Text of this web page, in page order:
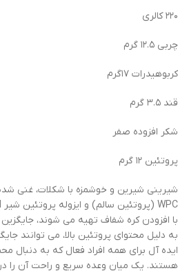
۲۲۰ کالری
چربی ۱۲.۵ گرم
کربوهیدرات ۱۷گرم
قند ۳.۵ گرم
شکر افزوده صفر
پروتئین ۱۲ گرم
شیرینی شیرین و خوشمزه با شکلات، غنی شده
با افزودن کره شفاف تهیه می شوند،
به دلیل محتوای پروتئین بالا، می توانند
ایده آل برای همه افراد فعال که به دنبال
هستند. یک میان وعده سریع و راحت آن را